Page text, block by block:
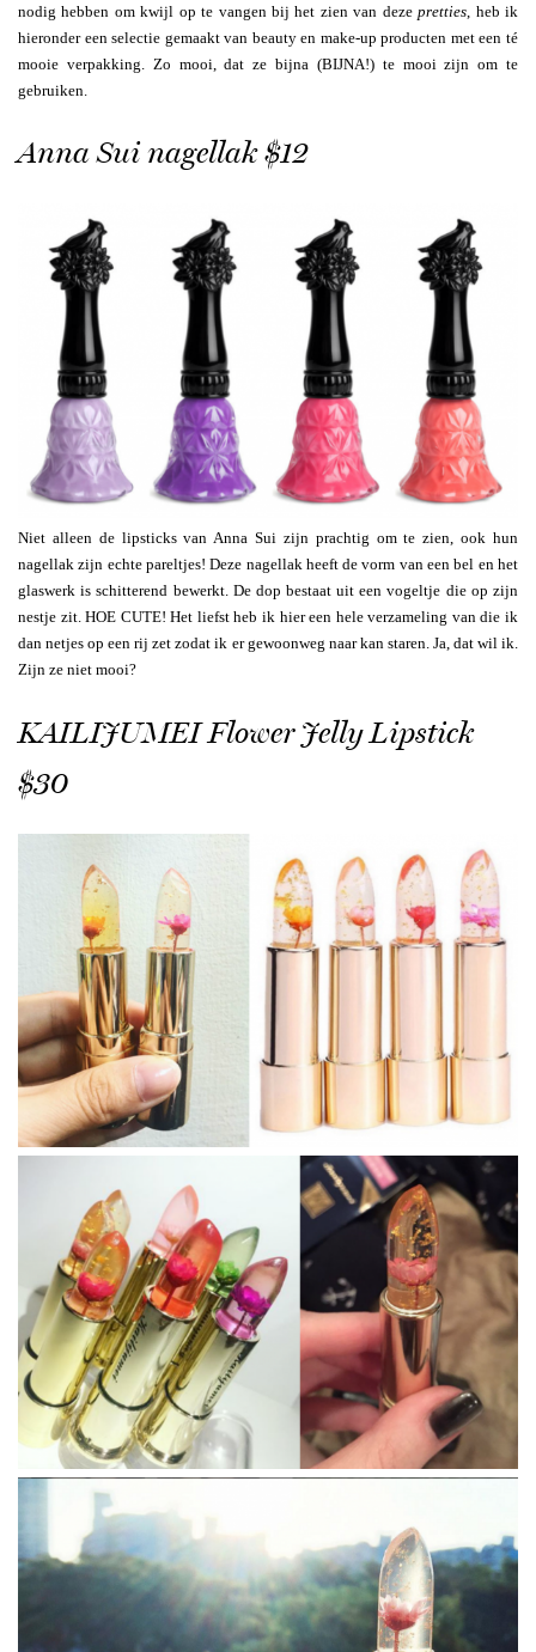
nodig hebben om kwijl op te vangen bij het zien van dezepretties , heb ik
hieronder een selectie gemaakt van beauty en make-up producten met een té
mooie verpakking. Zo mooi, dat ze bijna (BIJNA!) te mooi zijn om te
gebruiken.
Anna Sui nagellak $12
Niet alleen de lipsticks van Anna Sui zijn prachtig om te zien, ook hun
nagellak zijn echte pareltjes! Deze nagellak heeft de vorm van een bel en het
glaswerk is schitterend bewerkt. De dop bestaat uit een vogeltje die op zijn
nestje zit. HOE CUTE! Het liefst heb ik hier een hele verzameling van die ik
dan netjes op een rij zet zodat ik er gewoonweg naar kan staren. Ja, dat wil ik.
Zijn ze niet mooi?
KAILIJUMEI Flower Jelly Lipstick
$30